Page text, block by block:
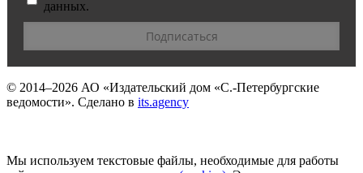
данных.
© 2014–2026 АО «Издательский дом «С.-Петербургские
ведомости». Сделано в its.agency
Мы используем текстовые файлы, необходимые для работы